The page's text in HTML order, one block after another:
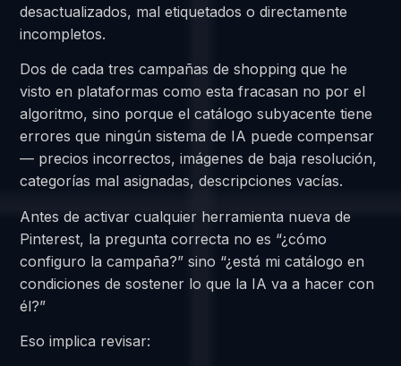
desactualizados, mal etiquetados o directamente
incompletos.
Dos de cada tres campañas de shopping que he
visto en plataformas como esta fracasan no por el
algoritmo, sino porque el catálogo subyacente tiene
errores que ningún sistema de IA puede compensar
— precios incorrectos, imágenes de baja resolución,
categorías mal asignadas, descripciones vacías.
Antes de activar cualquier herramienta nueva de
Pinterest, la pregunta correcta no es “¿cómo
configuro la campaña?” sino “¿está mi catálogo en
condiciones de sostener lo que la IA va a hacer con
él?”
Eso implica revisar: